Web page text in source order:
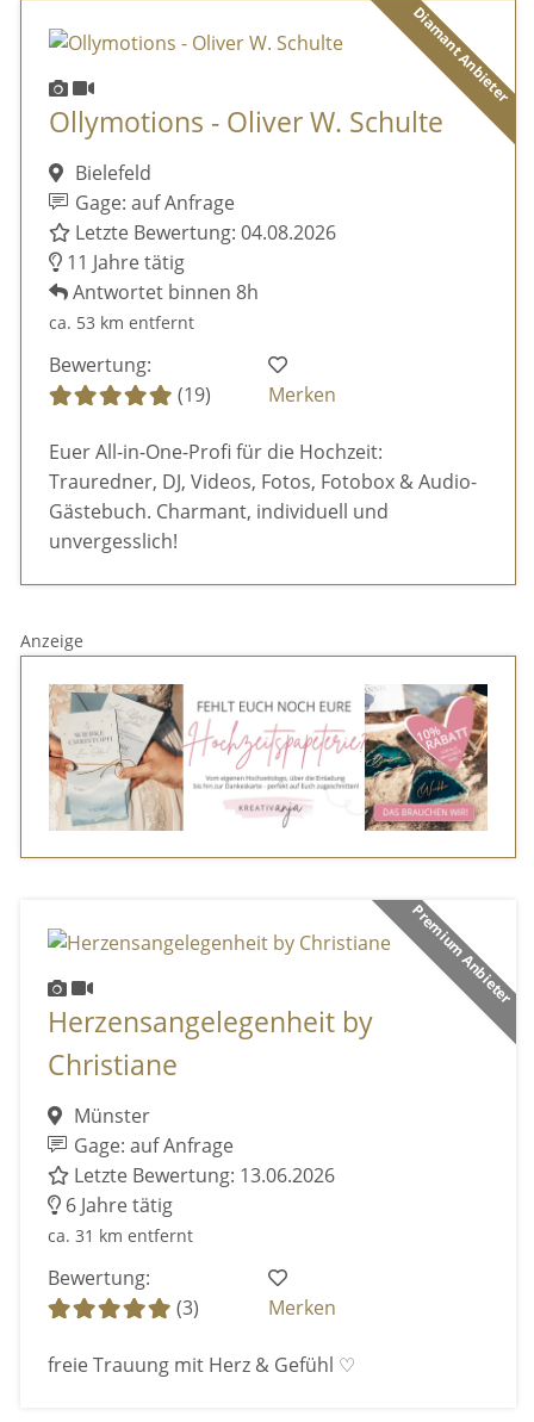
Diamant Anbieter
Ollymotions - Oliver W. Schulte
Bielefeld
Gage: auf Anfrage
Letzte Bewertung: 04.08.2026
11 Jahre tätig
Antwortet binnen 8h
ca. 53 km entfernt
Bewertung:
(19)
Merken
Euer All-in-One-Profi für die Hochzeit:
Trauredner, DJ, Videos, Fotos, Fotobox & Audio-
Gästebuch. Charmant, individuell und
unvergesslich!
Anzeige
Premium Anbieter
Herzensangelegenheit by
Christiane
Münster
Gage: auf Anfrage
Letzte Bewertung: 13.06.2026
6 Jahre tätig
ca. 31 km entfernt
Bewertung:
(3)
Merken
freie Trauung mit Herz & Gefühl ♡